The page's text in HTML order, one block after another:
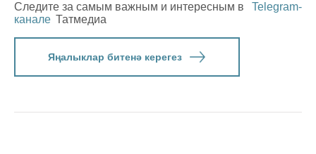
Следите за самым важным и интересным в
Telegram-
канале Татмедиа
Яңалыклар битенә керегез